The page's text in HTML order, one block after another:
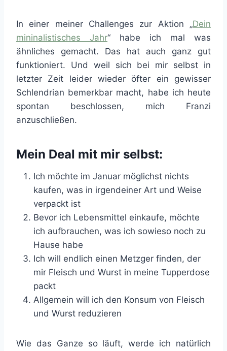
In einer meiner Challenges zur Aktion „Dein
mininalistisches Jahr“ habe ich mal was
ähnliches gemacht. Das hat auch ganz gut
funktioniert. Und weil sich bei mir selbst in
letzter Zeit leider wieder öfter ein gewisser
Schlendrian bemerkbar macht, habe ich heute
spontan beschlossen, mich Franzi
anzuschließen.
Mein Deal mit mir selbst:
Ich möchte im Januar möglichst nichts
kaufen, was in irgendeiner Art und Weise
verpackt ist
Bevor ich Lebensmittel einkaufe, möchte
ich aufbrauchen, was ich sowieso noch zu
Hause habe
Ich will endlich einen Metzger finden, der
mir Fleisch und Wurst in meine Tupperdose
packt
Allgemein will ich den Konsum von Fleisch
und Wurst reduzieren
Wie das Ganze so läuft, werde ich natürlich